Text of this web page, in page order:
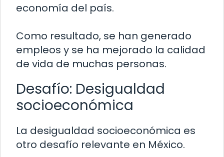
economía del país.
Como resultado, se han generado
empleos y se ha mejorado la calidad
de vida de muchas personas.
Desafío: Desigualdad
socioeconómica
La desigualdad socioeconómica es
otro desafío relevante en México.